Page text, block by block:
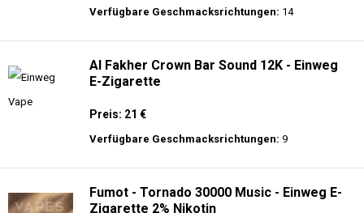
Verfügbare Geschmacksrichtungen: 14
Al Fakher Crown Bar Sound 12K - Einweg
E-Zigarette
Preis: 21 €
Verfügbare Geschmacksrichtungen: 9
Fumot - Tornado 30000 Music - Einweg E-
Zigarette 2% Nikotin